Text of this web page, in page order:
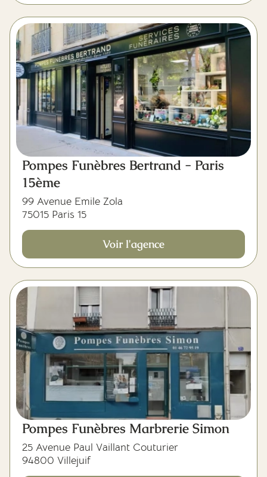
Pompes Funèbres Bertrand - Paris
15ème
99 Avenue Emile Zola
75015 Paris 15
Voir l'agence
Pompes Funèbres Marbrerie Simon
25 Avenue Paul Vaillant Couturier
94800 Villejuif